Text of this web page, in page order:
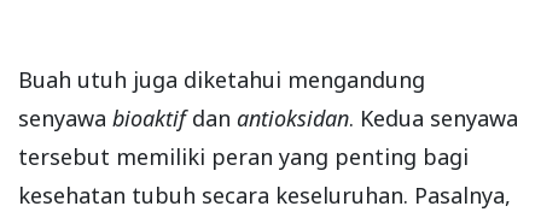
Buah utuh juga diketahui mengandung
senyawa bioaktifdan antioksidan. Kedua senyawa
tersebut memiliki peran yang penting bagi
kesehatan tubuh secara keseluruhan. Pasalnya,